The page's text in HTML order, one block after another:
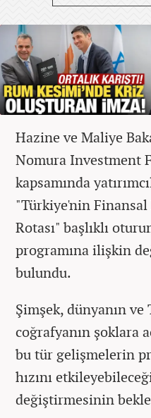
Hazine ve Maliye
Nomura Investment
kapsamında
"Türkiye'nin
Rotası" başlıklı
programına ilişkin
bulundu.
Şimşek, dünyanın
coğrafyanın şoklara
bu tür gelişmelerin
hızını
değiştirmesinin